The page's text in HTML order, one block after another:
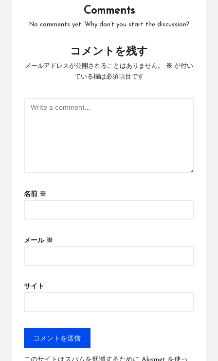
Comments
No comments yet. Why don’t you start the discussion?
コメントを残す
メールアドレスが公開されることはありません。 ※ が付い
ている欄は必須項目です
名前 ※
メール ※
サイト
このサイトはスパムを低減するために Akismet を使っ